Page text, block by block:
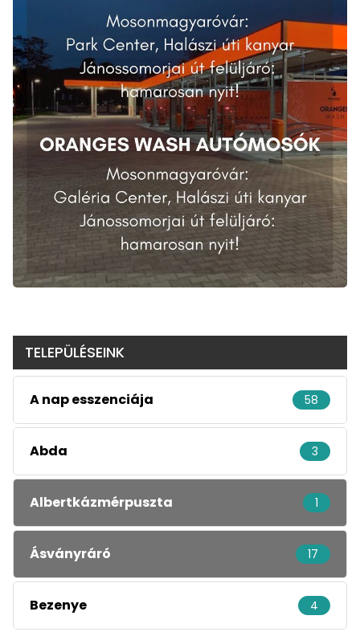
TELEPÜLÉSEINK
A nap esszenciája 58
Abda 3
Albertkázmérpuszta 1
Ásványráró 17
Bezenye 4